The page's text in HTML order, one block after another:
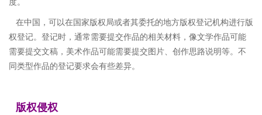
在中国，可以在国家版权局或者其委托的地方版权登记机构进行版
权登记。登记时，通常需要提交作品的相关材料，像文学作品可能
需要提交文稿，美术作品可能需要提交图片、创作思路说明等。不
同类型作品的登记要求会有些差异。
版权侵权